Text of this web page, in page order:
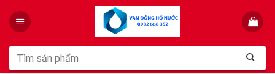
Tìm
kiếm: